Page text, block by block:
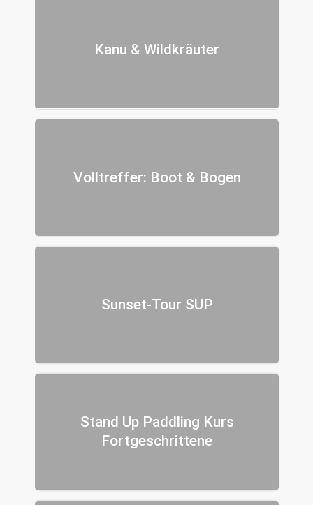
Kanu & Wildkräuter
Volltreffer: Boot & Bogen
Sunset-Tour SUP
Stand Up Paddling Kurs
Fortgeschrittene